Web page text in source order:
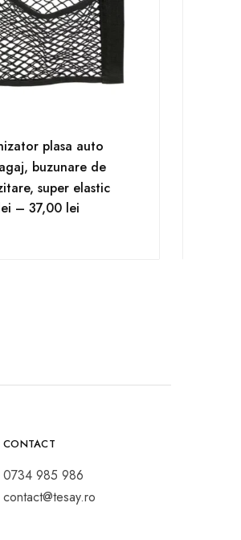
plasa auto
buzunare de
super elastic
– 37,00 lei
CONTACT
0734 985 986
contact@tesay.ro